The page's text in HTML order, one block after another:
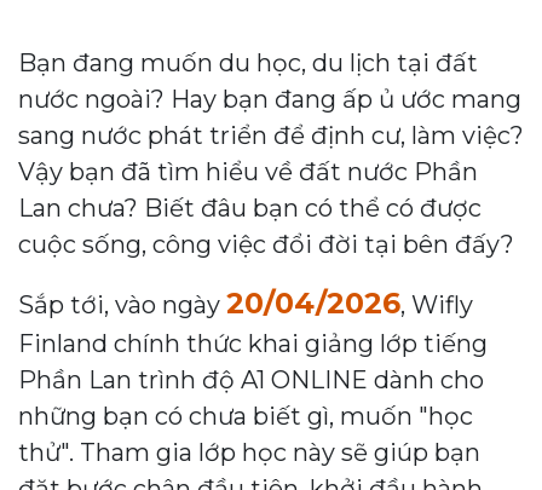
Bạn đang muốn du học, du lịch tại đất
nước ngoài? Hay bạn đang ấp ủ ước mang
sang nước phát triển để định cư, làm việc?
Vậy bạn đã tìm hiểu về đất nước Phần
Lan chưa? Biết đâu bạn có thể có được
cuộc sống, công việc đổi đời tại bên đấy?
Sắp tới, vào ngày 20/04/2026, Wifly
Finland chính thức khai giảng lớp tiếng
Phần Lan trình độ A1 ONLINE dành cho
những bạn có chưa biết gì, muốn "học
thử". Tham gia lớp học này sẽ giúp bạn